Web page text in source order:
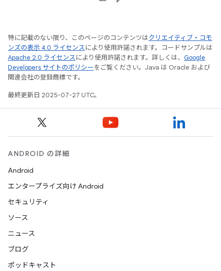
特に記載のない限り、このページのコンテンツはクリエイティブ・コモ
ンズの表示 4.0 ライセンスにより使用許諾されます。コードサンプルは
Apache 2.0 ライセンスにより使用許諾されます。詳しくは、 Google
Developers サイトのポリシーをご覧ください。Java は Oracle および
関連会社の登録商標です。
最終更新日 2025-07-27 UTC。
ANDROID の詳細
Android
エンタープライズ向け Android
セキュリティ
ソース
ニュース
ブログ
ポッドキャスト